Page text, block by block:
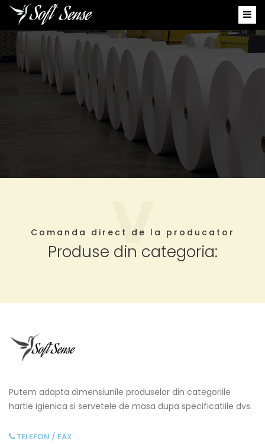
Comanda direct de la producator
Produse din categoria:
Putem adapta dimensiunile produselor din categoriile
hartie igienica si servetele de masa dupa specificatiile dvs.
TELEFON / FAX